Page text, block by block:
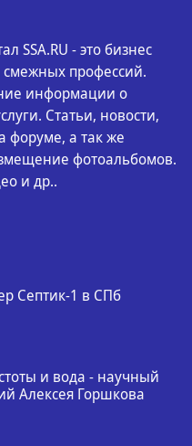
SSA.RU - это бизнес
смежных профессий.
информации о
Статьи, новости,
форуме, а так же
фотоальбомов.
и др..
Септик-1 в СПб
и вода - научный
Алексея Горшкова